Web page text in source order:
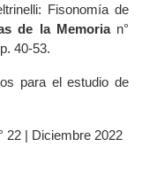
Fisonomía de
de la Memorian°
40-53.
para el estudio de
22 | Diciembre 2022